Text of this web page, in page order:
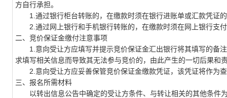
方自行承担。
1.通过银行柜台转账的，在缴款时须在银行进账单或汇款凭证
2.通过网上银行和手机银行转账的，在缴款时须在网上银行支
二、竞价保证金缴付注意事项
1.意向受让方应填写并提示竞价保证金汇出银行将其填写的备
求填写相关信息而导致其无法参与竞价的，由此产生的一切后果和
2.意向受让方应妥善保管竞价保证金缴款凭证，该凭证将作为
三、报名所需材料
以转出信息公告中确定的受让方条件、与转让相关的其他条件